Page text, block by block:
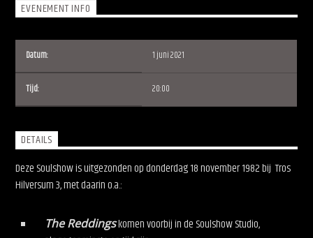
EVENEMENT INFO
Datum: 1 juni 2021
Tijd: 20:00
DETAILS
Deze Soulshow is uitgezonden op donderdag 18 november 1982 bij Tros
Hilversum 3, met daarin o.a.:
The Reddingskomen voorbij in de Soulshow Studio,